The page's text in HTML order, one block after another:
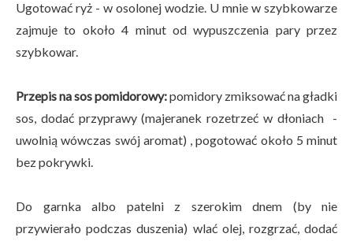
Ugotować ryż - w osolonej wodzie. U mnie w szybkowarze
zajmuje to około 4 minut od wypuszczenia pary przez
szybkowar.
Przepis na sos pomidorowy:pomidory zmiksować na gładki
sos, dodać przyprawy (majeranek rozetrzeć w dłoniach -
uwolnią wówczas swój aromat) , pogotować około 5 minut
bez pokrywki.
Do garnka albo patelni z szerokim dnem (by nie
przywierało podczas duszenia) wlać olej, rozgrzać, dodać